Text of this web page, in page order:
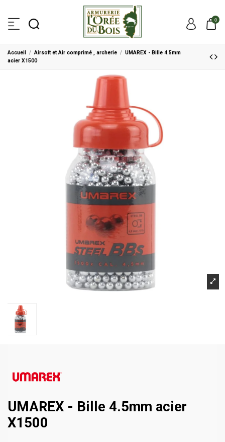
0
Accueil Airsoft et Air comprimé , archerie
UMAREX - Bille 4.5mm
acier X1500
UMAREX - Bille 4.5mm acier
X1500